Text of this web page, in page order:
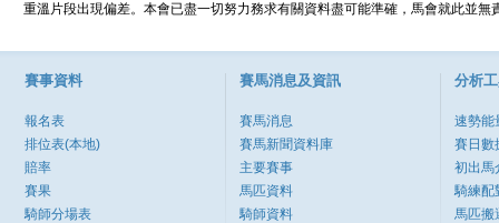
重溫片段出現偏差。本會已盡一切努力務求有關資料盡可能準確，馬會就此並
賽事資料
報名表
排位表(本地)
賠率
賽果
騎師分場表
賽馬消息及資訊
賽馬消息
賽馬新聞資料庫
主要賽事
馬匹資料
騎師資料
分析
速勢能
賽日數
初出馬
騎練配
馬匹搬